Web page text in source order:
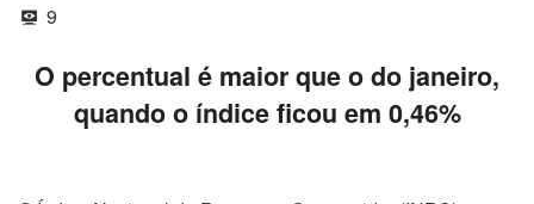
9
O percentual é maior que o do janeiro,
quando o índice ficou em 0,46%